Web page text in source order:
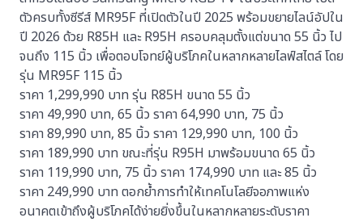
ตัวครบทั้งซีรีส์ MR95F ที่เปิดตัวในปี 2025 พร้อมขยายไลน์อัปใน
ปี 2026 ด้วย R85H และ R95H ครอบคลุมตั้งแต่ขนาด 55 นิ้ว ไป
จนถึง 115 นิ้ว เพื่อตอบโจทย์ผู้บริโภคในหลากหลายไลฟ์สไตล์ โดย
รุ่น MR95F 115 นิ้ว
ราคา 1,299,990 บาท รุ่น R85H ขนาด 55 นิ้ว
ราคา 49,990 บาท, 65 นิ้ว ราคา 64,990 บาท, 75 นิ้ว
ราคา 89,990 บาท, 85 นิ้ว ราคา 129,990 บาท, 100 นิ้ว
ราคา 189,990 บาท ขณะที่รุ่น R95H มาพร้อมขนาด 65 นิ้ว
ราคา 119,990 บาท, 75 นิ้ว ราคา 174,990 บาท และ 85 นิ้ว
ราคา 249,990 บาท ตอกย้ำการทำให้เทคโนโลยีจอภาพแห่ง
อนาคตเข้าถึงผู้บริโภคได้ง่ายยิ่งขึ้นในหลากหลายระดับราคา